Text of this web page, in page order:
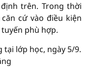
trên. Trong thời
cứ vào điều kiện
phù hợp.